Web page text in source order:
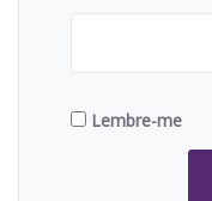
Lembre-me